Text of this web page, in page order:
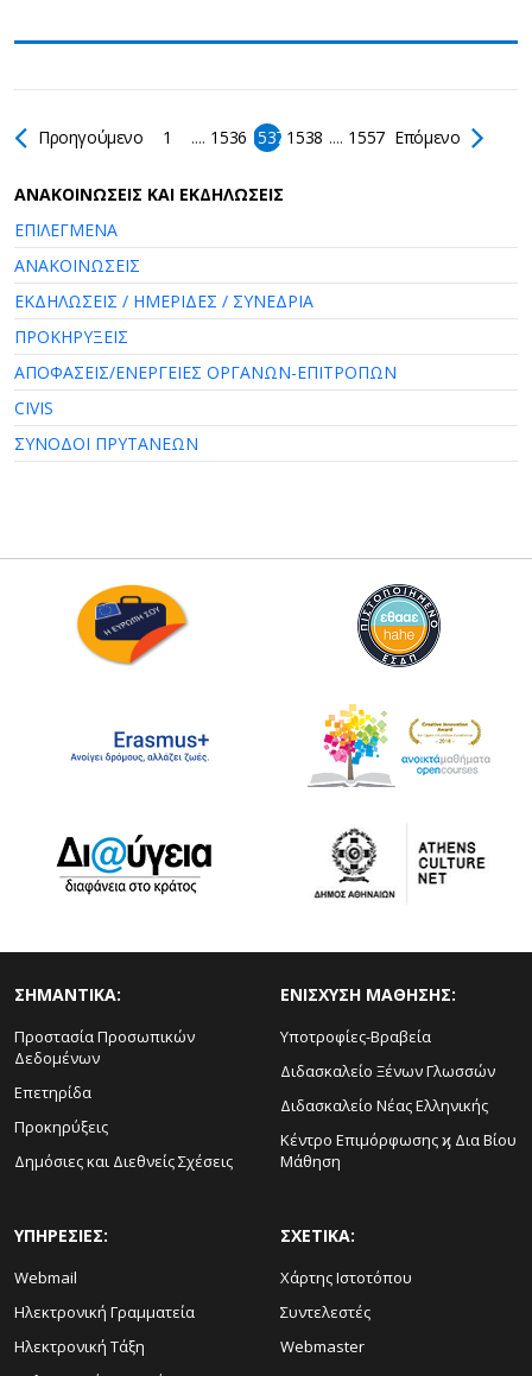
Προηγούμενο 1 .... 1536 1537 1538 .... 1557 Επόμενο
AΝΑΚΟΙΝΩΣΕΙΣ ΚΑΙ ΕΚΔΗΛΩΣΕΙΣ
ΕΠΙΛΕΓΜΕΝΑ
ΑΝΑΚΟΙΝΩΣΕΙΣ
ΕΚΔΗΛΩΣΕΙΣ / ΗΜΕΡΙΔΕΣ / ΣΥΝΕΔΡΙΑ
ΠΡΟΚΗΡΥΞΕΙΣ
ΑΠΟΦΑΣΕΙΣ/ΕΝΕΡΓΕΙΕΣ ΟΡΓΑΝΩΝ-ΕΠΙΤΡΟΠΩΝ
CIVIS
ΣΥΝΟΔΟΙ ΠΡΥΤΑΝΕΩΝ
ΣΗΜΑΝΤΙΚΑ:
Προστασία Προσωπικών
Δεδομένων
Επετηρίδα
Προκηρύξεις
Δημόσιες και Διεθνείς Σχέσεις
ΕΝΙΣΧΥΣΗ ΜΑΘΗΣΗΣ:
Υποτροφίες-Βραβεία
Διδασκαλείο Ξένων Γλωσσών
Διδασκαλείο Νέας Ελληνικής
Κέντρο Επιμόρφωσης ϗ Δια Βίου
Μάθηση
ΥΠΗΡΕΣΙΕΣ:
Webmail
Ηλεκτρονική Γραμματεία
Ηλεκτρονική Τάξη
ΣΧΕΤΙΚΑ:
Χάρτης Ιστοτόπου
Συντελεστές
Webmaster